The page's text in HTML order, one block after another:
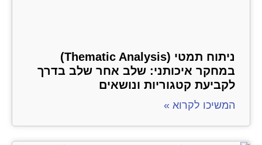
ניתוח תמטי (Thematic Analysis)
במחקר איכותני: שלב אחר שלב בדרך
לקביעת קטגוריות ונושאים
המשיכו לקרוא »